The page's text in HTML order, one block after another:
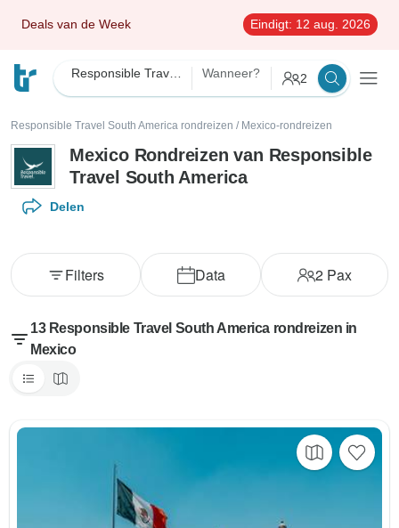
Deals van de Week Eindigt: 12 aug. 2026
Wanneer? 2
Responsible Travel South America rondreizen / Mexico-rondreizen
Mexico Rondreizen van Responsible
Travel South America
Delen
Data 2 Pax
Filters
13 Responsible Travel South America rondreizen in
Mexico